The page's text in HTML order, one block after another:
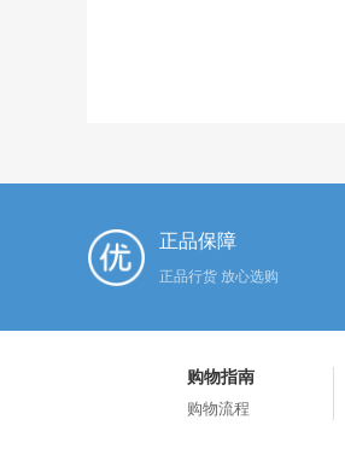
正品保障
正品行货 放心选购
购物指南
购物流程